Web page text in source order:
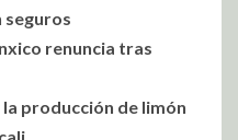
seguros
renuncia tras
producción de limón